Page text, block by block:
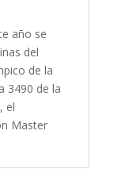
año se
del
de la
3490 de la
el
Master